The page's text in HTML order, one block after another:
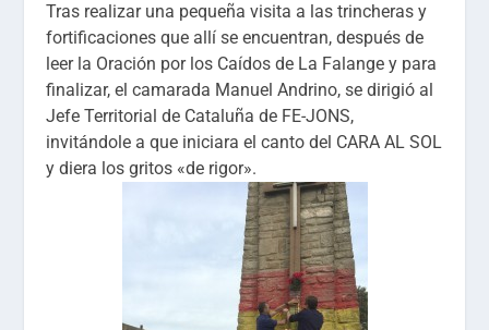
Tras realizar una pequeña visita a las trincheras y
fortificaciones que allí se encuentran, después de
leer la Oración por los Caídos de La Falange y para
finalizar, el camarada Manuel Andrino, se dirigió al
Jefe Territorial de Cataluña de FE-JONS,
invitándole a que iniciara el canto del CARA AL SOL
y diera los gritos «de rigor».